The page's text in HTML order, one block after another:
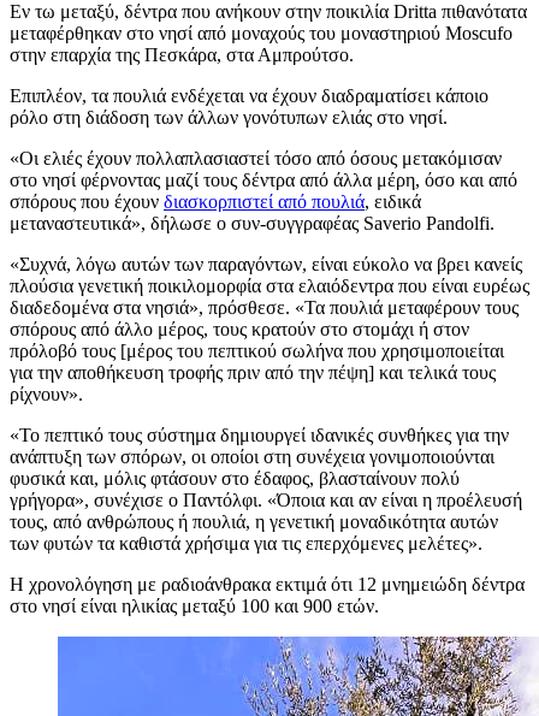
Εν τω μεταξύ, δέντρα που ανήκουν στην ποικιλία Dritta πιθανότατα
μεταφέρθηκαν στο νησί από μοναχούς του μοναστηριού Moscufo
στην επαρχία της Πεσκάρα, στα Αμπρούτσο.
Επιπλέον, τα πουλιά ενδέχεται να έχουν διαδραματίσει κάποιο
ρόλο στη διάδοση των άλλων γονότυπων ελιάς στο νησί.
«Οι ελιές έχουν πολλαπλασιαστεί τόσο από όσους μετακόμισαν
στο νησί φέρνοντας μαζί τους δέντρα από άλλα μέρη, όσο και από
σπόρους που έχουν διασκορπιστεί από πουλιά, ειδικά
μεταναστευτικά», δήλωσε ο συν-συγγραφέας Saverio Pandolfi.
«Συχνά, λόγω αυτών των παραγόντων, είναι εύκολο να βρει κανείς
πλούσια γενετική ποικιλομορφία στα ελαιόδεντρα που είναι ευρέως
διαδεδομένα στα νησιά», πρόσθεσε. «Τα πουλιά μεταφέρουν τους
σπόρους από άλλο μέρος, τους κρατούν στο στομάχι ή στον
πρόλοβό τους [μέρος του πεπτικού σωλήνα που χρησιμοποιείται
για την αποθήκευση τροφής πριν από την πέψη] και τελικά τους
ρίχνουν».
«Το πεπτικό τους σύστημα δημιουργεί ιδανικές συνθήκες για την
ανάπτυξη των σπόρων, οι οποίοι στη συνέχεια γονιμοποιούνται
φυσικά και, μόλις φτάσουν στο έδαφος, βλασταίνουν πολύ
γρήγορα», συνέχισε ο Παντόλφι. «Όποια και αν είναι η προέλευσή
τους, από ανθρώπους ή πουλιά, η γενετική μοναδικότητα αυτών
των φυτών τα καθιστά χρήσιμα για τις επερχόμενες μελέτες».
Η χρονολόγηση με ραδιοάνθρακα εκτιμά ότι 12 μνημειώδη δέντρα
στο νησί είναι ηλικίας μεταξύ 100 και 900 ετών.